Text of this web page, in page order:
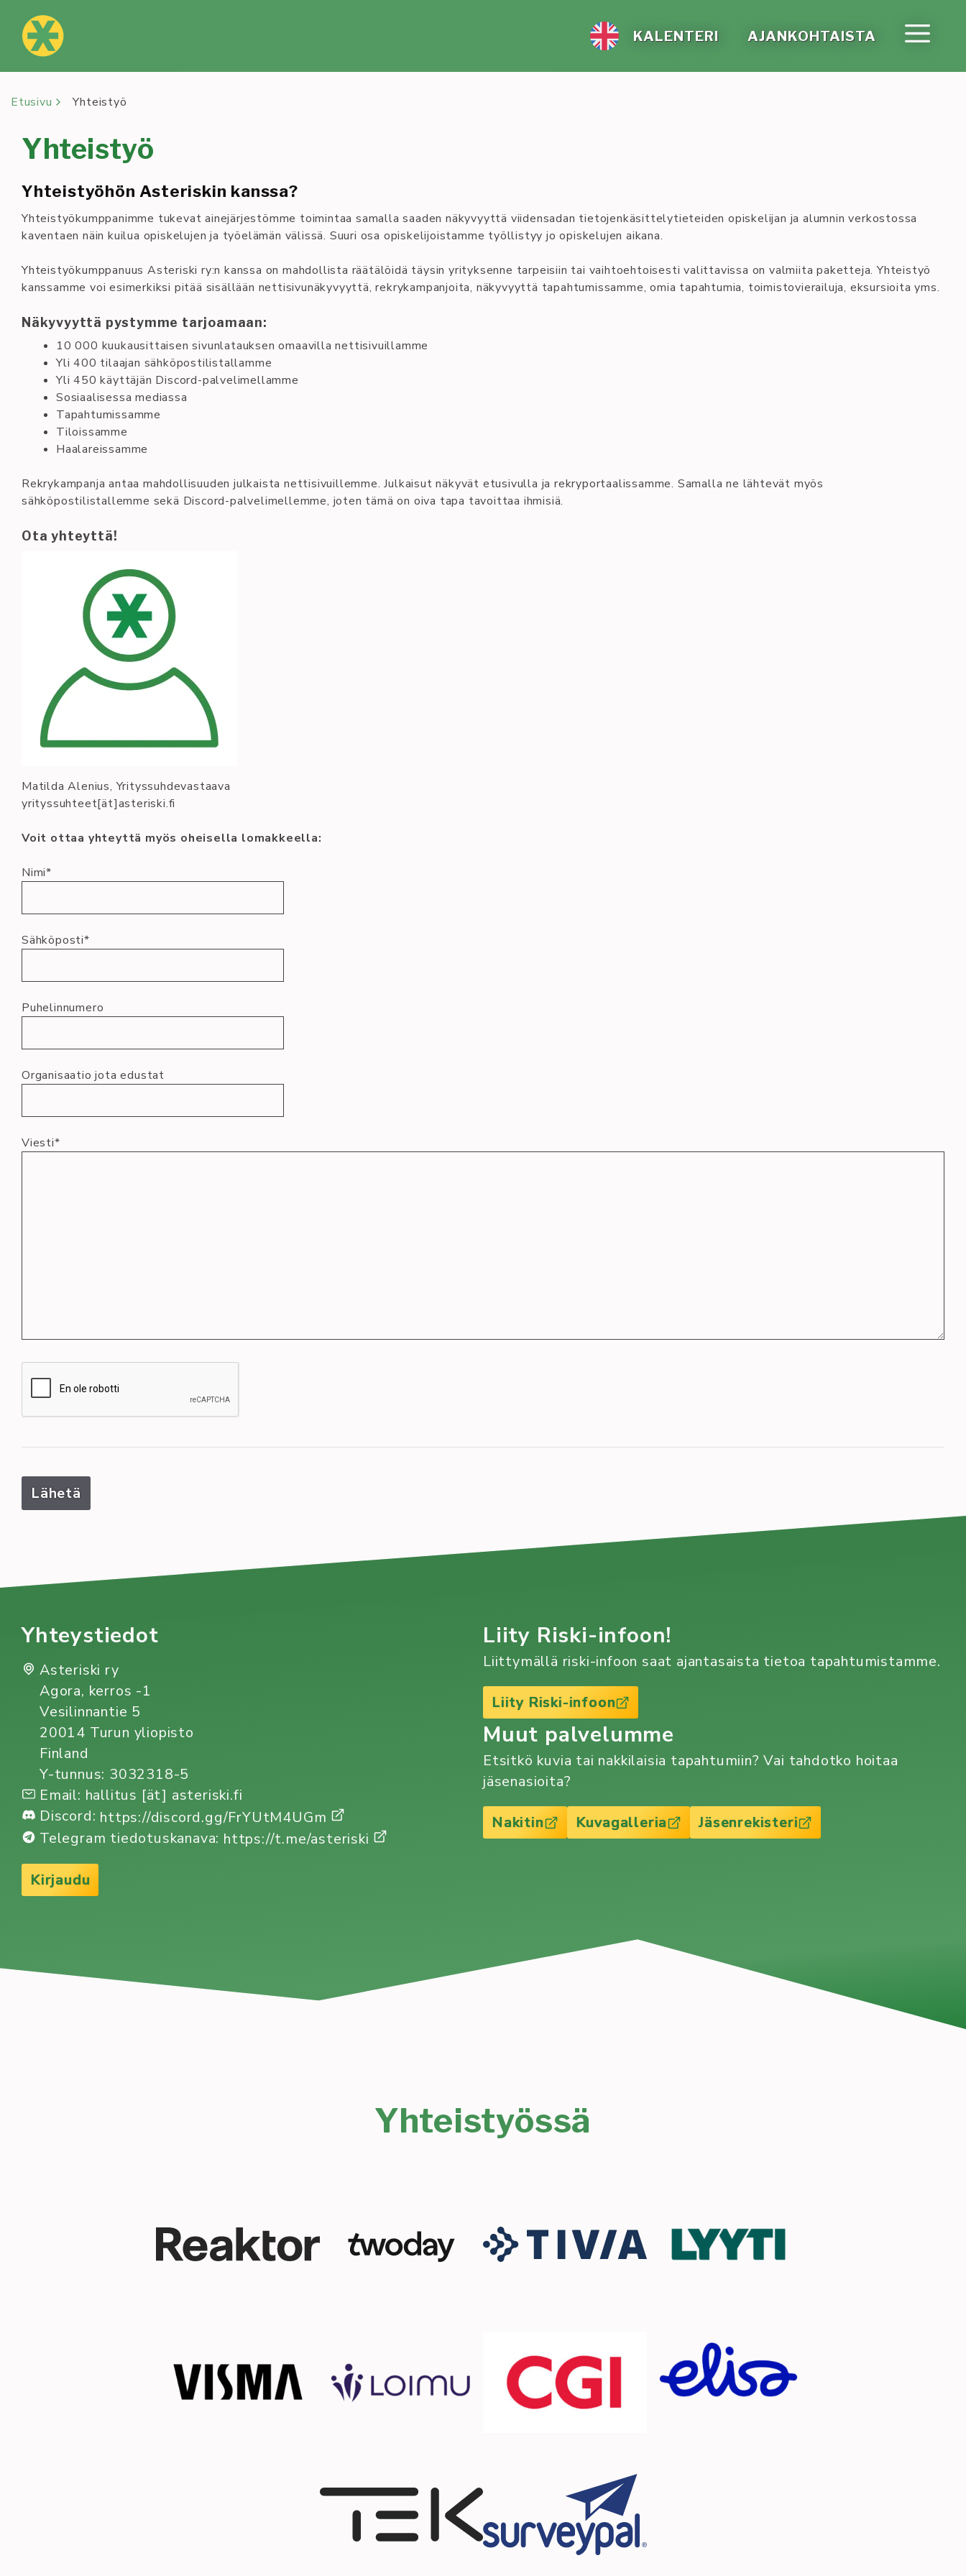
sisältöön
KA­LEN­TE­RI AJAN­KOH­TAIS­TA
Etusivu Yhteistyö
Yhteistyö
Yhteistyöhön Asteriskin kanssa?
Yhteistyökumppanimme tukevat ainejärjestömme toimintaa samalla saaden näkyvyyttä viidensadan tietojenkäsittelytieteiden opiskelijan ja alumnin verkostossa
kaventaen näin kuilua opiskelujen ja työelämän välissä. Suuri osa opiskelijoistamme työllistyy jo opiskelujen aikana.
Yhteistyökumppanuus Asteriski ry:n kanssa on mahdollista räätälöidä täysin yrityksenne tarpeisiin tai vaihtoehtoisesti valittavissa on valmiita paketteja. Yhteistyö
kanssamme voi esimerkiksi pitää sisällään nettisivunäkyvyyttä, rekrykampanjoita, näkyvyyttä tapahtumissamme, omia tapahtumia, toimistovierailuja, eksursioita yms.
Näkyvyyttä pystymme tarjoamaan:
10 000 kuukausittaisen sivunlatauksen omaavilla nettisivuillamme
Yli 400 tilaajan sähköpostilistallamme
Yli 450 käyttäjän Discord-palvelimellamme
Sosiaalisessa mediassa
Tapahtumissamme
Tiloissamme
Haalareissamme
Rekrykampanja antaa mahdollisuuden julkaista nettisivuillemme. Julkaisut näkyvät etusivulla ja rekryportaalissamme. Samalla ne lähtevät myös
sähköpostilistallemme sekä Discord-palvelimellemme, joten tämä on oiva tapa tavoittaa ihmisiä.
Ota yhteyttä!
Matilda Alenius, Yrityssuhdevastaava
yrityssuhteet[ät]asteriski.fi
Voit ottaa yhteyttä myös oheisella lomakkeella:
Nimi*
Sähköposti*
Puhelinnumero
Organisaatio jota edustat
Viesti*
Yhteystiedot
Asteriski ry
Agora, kerros -1
Vesilinnantie 5
20014 Turun yliopisto
Finland
Y-tunnus: 3032318-5
Email: hallitus [ät] asteriski.fi
Discord: https://discord.gg/FrYUtM4UGm
Telegram tiedotuskanava: https://t.me/asteriski
Kirjaudu
Liity Riski-infoon!
Liittymällä riski-infoon saat ajantasaista tietoa tapahtumistamme.
Liity Riski-infoon
Muut palvelumme
Etsitkö kuvia tai nakkilaisia tapahtumiin? Vai tahdotko hoitaa
jäsenasioita?
Nakitin Kuvagalleria Jäsenrekisteri
Yhteistyössä